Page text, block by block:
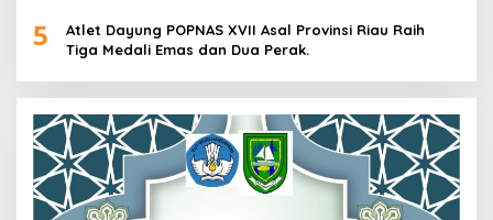
5
Atlet Dayung POPNAS XVII Asal Provinsi Riau Raih
Tiga Medali Emas dan Dua Perak.